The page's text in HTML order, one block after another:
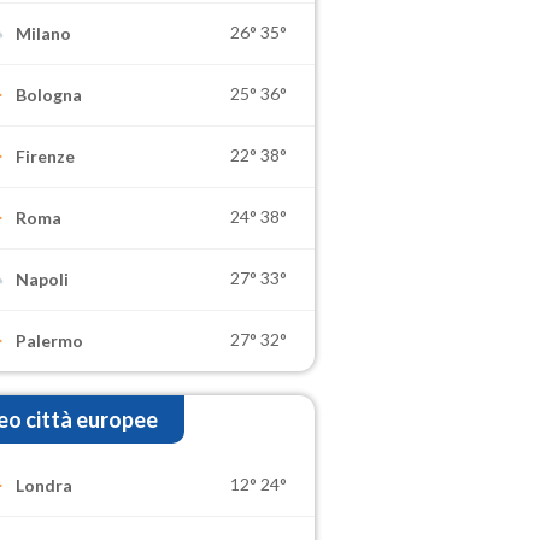
Milano 26° 35°
Bologna 25° 36°
Firenze 22° 38°
Roma 24° 38°
Napoli 27° 33°
Palermo 27° 32°
città europee
Londra 12° 24°